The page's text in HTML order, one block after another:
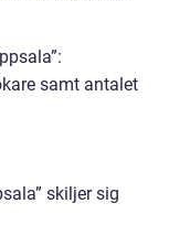
samt antalet
skiljer sig